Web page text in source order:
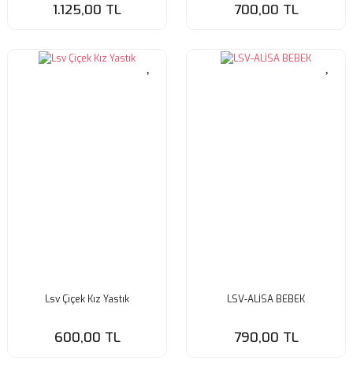
1.125,00 TL 700,00 TL
Lsv Çiçek Kız Yastık
600,00 TL
LSV-ALİSA BEBEK
790,00 TL